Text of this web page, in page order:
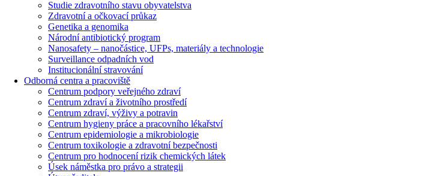
Studie zdravotního stavu obyvatelstva
Zdravotní a očkovací průkaz
Genetika a genomika
Národní antibiotický program
Nanosafety – nanočástice, UFPs, materiály a technologie
Surveillance odpadních vod
Institucionální stravování
Odborná centra a pracoviště
Centrum podpory veřejného zdraví
Centrum zdraví a životního prostředí
Centrum zdraví, výživy a potravin
Centrum hygieny práce a pracovního lékařství
Centrum epidemiologie a mikrobiologie
Centrum toxikologie a zdravotní bezpečnosti
Centrum pro hodnocení rizik chemických látek
Úsek náměstka pro právo a strategii